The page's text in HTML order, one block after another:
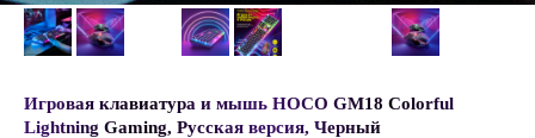
Игровая клавиатура и мышь HOCO GM18 Colorful
Lightning Gaming, Русская версия, Черный